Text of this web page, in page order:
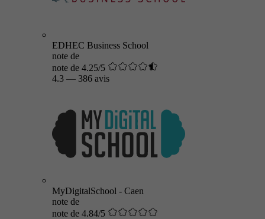
EDHEC Business School
note de
note de 4.25/5
4.3 — 386 avis
MyDigitalSchool - Caen
note de
note de 4.84/5